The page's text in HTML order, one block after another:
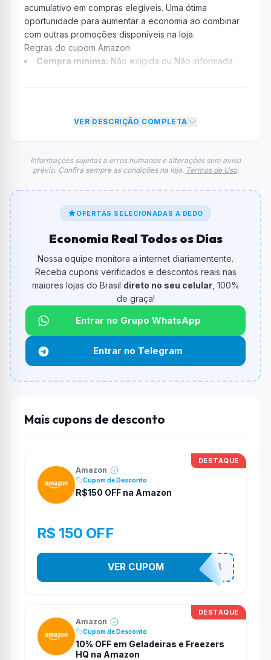
acumulativo em compras elegíveis. Uma ótima
oportunidade para aumentar a economia ao combinar
com outras promoções disponíveis na loja.
Regras do cupom Amazon
Compra mínima: Não exigida ou Não informada
informações sobre restrição de teto máximo para esse
cupom.
O código éMAIS5.
De quanto é o desconto?
Qual é o valor minimo de compra?
O valor minimo de compra é Não exigido ou Não
informado.
Qual é o desconto máximo?
Não informado ou sem limite.
Funciona em qualquer produto?
Não necessariamente. Depende de itens participantes
VER DESCRIÇÃO COMPLETA
Informações sujeitas a erros humanos e alterações sem aviso
prévio. Confira sempre as condições na loja. Termos de Uso.
OFERTAS SELECIONADAS A DEDO
Economia Real Todos os Dias
Nossa equipe monitora a internet diariamentente.
Receba cupons verificados e descontos reais nas
maiores lojas do Brasil direto no seu celular, 100%
de graça!
Entrar no Grupo WhatsApp
Entrar no Telegram
Mais cupons de desconto
DESTAQUE
Amazon
Cupom de Desconto
R$150 OFF na Amazon
R$ 150 OFF
ULTIMO8DO8
VER CUPOM
DESTAQUE
Amazon
Cupom de Desconto
10% OFF em Geladeiras e Freezers
HQ na Amazon